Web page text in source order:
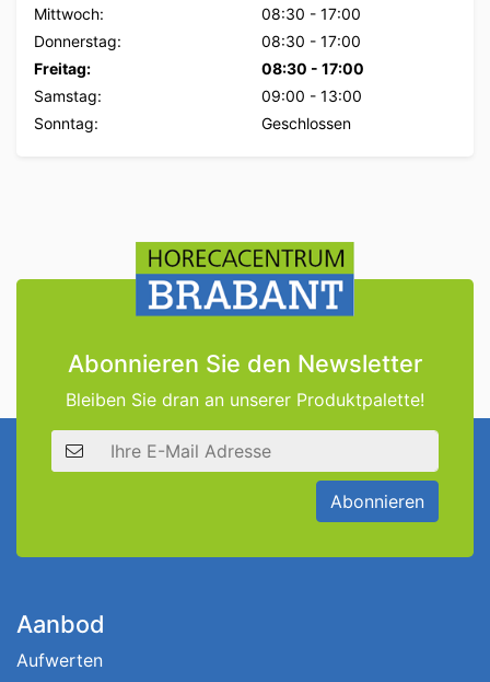
Mittwoch:
08:30 - 17:00
Donnerstag:
08:30 - 17:00
Freitag:
08:30 - 17:00
Samstag:
09:00 - 13:00
Sonntag:
Geschlossen
Abonnieren Sie den Newsletter
Bleiben Sie dran an unserer Produktpalette!
E-Mail Adresse
Abonnieren
Aanbod
Aufwerten